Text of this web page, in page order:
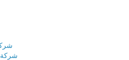
شركة